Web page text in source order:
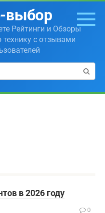
выбор
Рейтинги и Обзоры
с отзывами
в 2026 году
0